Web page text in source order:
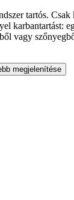
tartós. Csak
karbantartást:
vagy
megjelenítése